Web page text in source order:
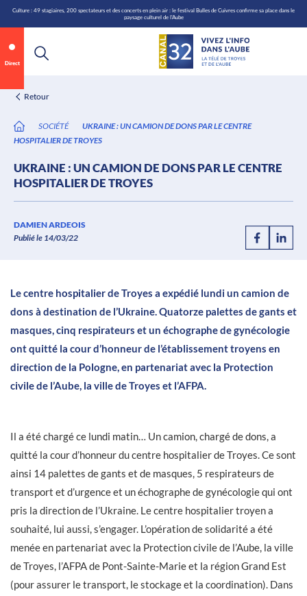
Aller
au
contenu
Culture : 49 stagiaires, 200 spectateurs et des concerts en plein air : le festival Bulles de Cuivres confirme sa place dans le
paysage culturel de l'Aube
Direct
Retour
SOCIÉTÉ
UKRAINE : UN CAMION DE DONS PAR LE CENTRE
HOSPITALIER DE TROYES
UKRAINE : UN CAMION DE DONS PAR LE CENTRE
HOSPITALIER DE TROYES
DAMIEN ARDEOIS
Publié le 14/03/22
0:06 / 0:12
Le centre hospitalier de Troyes a expédié lundi un camion de
dons à destination de l’Ukraine. Quatorze palettes de gants et
masques, cinq respirateurs et un échographe de gynécologie
ont quitté la cour d’honneur de l’établissement troyens en
direction de la Pologne, en partenariat avec la Protection
civile de l’Aube, la ville de Troyes et l’AFPA.
Il a été chargé ce lundi matin… Un camion, chargé de dons, a
quitté la cour d’honneur du centre hospitalier de Troyes. Ce sont
ainsi 14 palettes de gants et de masques, 5 respirateurs de
transport et d’urgence et un échographe de gynécologie qui ont
pris la direction de l’Ukraine. Le centre hospitalier troyen a
souhaité, lui aussi, s’engager. L’opération de solidarité a été
menée en partenariat avec la Protection civile de l’Aube, la ville
de Troyes, l’AFPA de Pont-Sainte-Marie et la région Grand Est
(pour assurer le transport, le stockage et la coordination). Dans